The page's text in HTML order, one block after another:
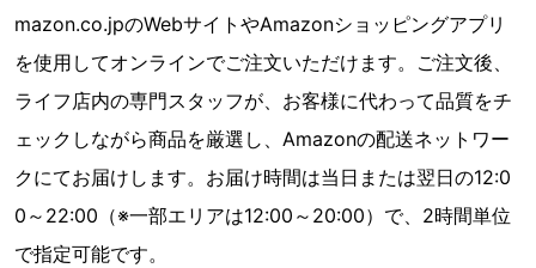
mazon.co.jpのWebサイトやAmazonショッピングアプリ
を使用してオンラインでご注文いただけます。ご注文後、
ライフ店内の専門スタッフが、お客様に代わって品質をチ
ェックしながら商品を厳選し、Amazonの配送ネットワー
クにてお届けします。お届け時間は当日または翌日の12:0
0～22:00（※一部エリアは12:00～20:00）で、2時間単位
で指定可能です。